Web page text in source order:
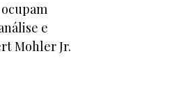
e
Mohler Jr.